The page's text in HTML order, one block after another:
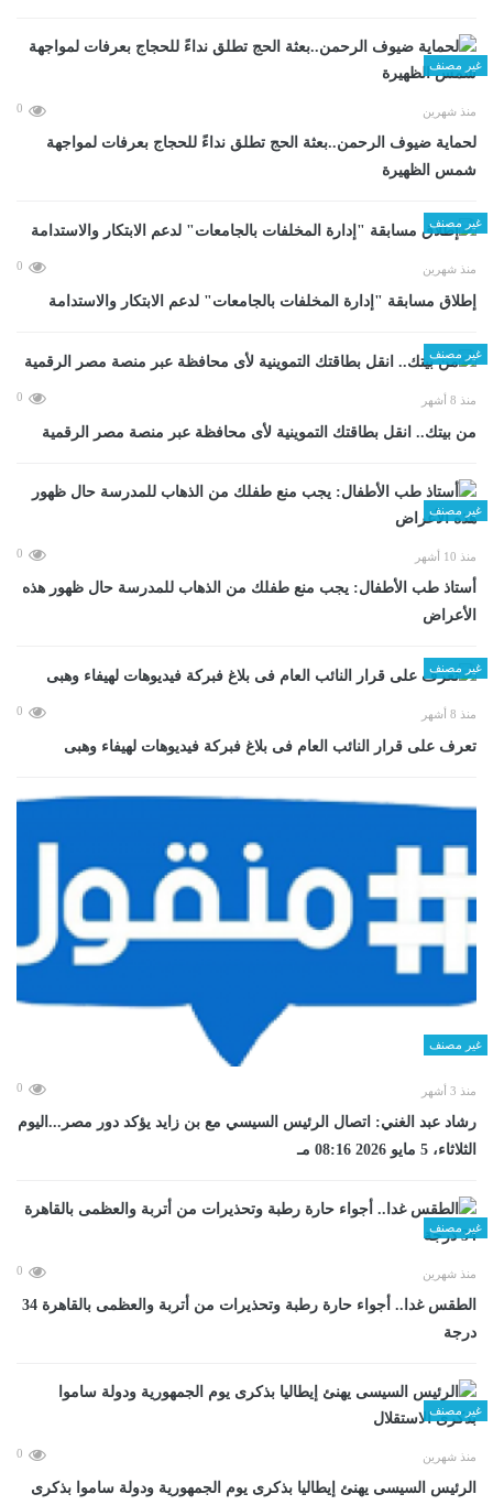
غير مصنف
منذ شهرين 0
لحماية ضيوف الرحمن..بعثة الحج تطلق نداءً للحجاج بعرفات لمواجهة
شمس الظهيرة
غير مصنف
منذ شهرين 0
إطلاق مسابقة "إدارة المخلفات بالجامعات" لدعم الابتكار والاستدامة
غير مصنف
منذ 8 أشهر 0
من بيتك.. انقل بطاقتك التموينية لأى محافظة عبر منصة مصر الرقمية
غير مصنف
منذ 10 أشهر 0
أستاذ طب الأطفال: يجب منع طفلك من الذهاب للمدرسة حال ظهور هذه
الأعراض
غير مصنف
منذ 8 أشهر 0
تعرف على قرار النائب العام فى بلاغ فبركة فيديوهات لهيفاء وهبى
غير مصنف
منذ 3 أشهر 0
رشاد عبد الغني: اتصال الرئيس السيسي مع بن زايد يؤكد دور مصر...اليوم
الثلاثاء، 5 مايو 2026 08:16 مـ
غير مصنف
منذ شهرين 0
الطقس غدا.. أجواء حارة رطبة وتحذيرات من أتربة والعظمى بالقاهرة 34
درجة
غير مصنف
منذ شهرين 0
الرئيس السيسى يهنئ إيطاليا بذكرى يوم الجمهورية ودولة ساموا بذكرى